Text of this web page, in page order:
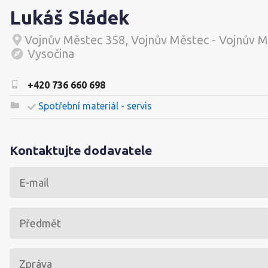
Lukáš Sládek
Vojnův Městec 358, Vojnův Městec - Vojnův
Vysočina
+420 736 660 698
Spotřební materiál - servis
Kontaktujte dodavatele